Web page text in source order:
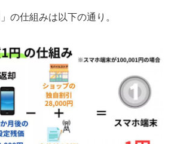
の仕組みは以下の通り。